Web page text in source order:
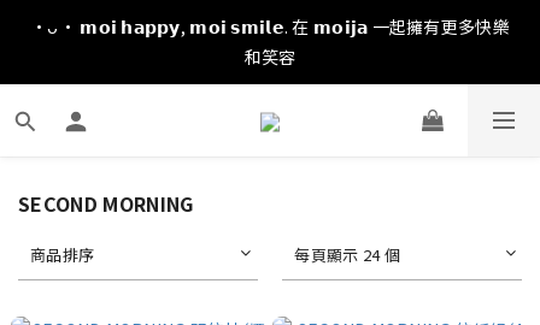
·ᴗ· 𝗺𝗼𝗶 𝗵𝗮𝗽𝗽𝘆, 𝗺𝗼𝗶 𝘀𝗺𝗶𝗹𝗲. 在 𝗺𝗼𝗶𝗷𝗮 一起擁有更多快樂
和笑容
SECOND MORNING
商品排序 每頁顯示 24 個